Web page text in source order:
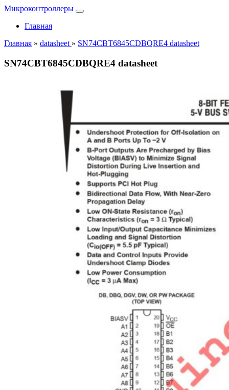
Микроконтроллеры
Главная
Главная » datasheet » SN74CBT6845CDBQRE4 datasheet
SN74CBT6845CDBQRE4 datasheet